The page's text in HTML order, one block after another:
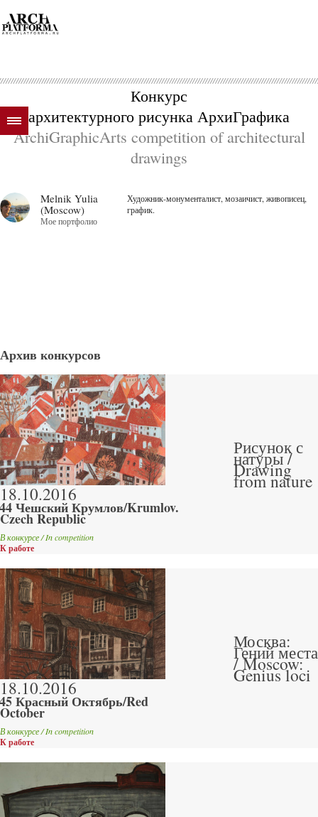
Конкурс
архитектурного рисунка АрхиГрафика
ArchiGraphicArts competition of architectural
drawings
Melnik Yulia
(Moscow)
Мое портфолио
Художник-монументалист, мозаичист, живописец,
график.
Архив конкурсов
18.10.2016
Чешский Крумлов/Krumlov.
Czech Republic
В конкурсе / In competition
К работе
Рисунок с
натуры /
Drawing
from nature
18.10.2016
Красный Октябрь/Red
October
В конкурсе / In competition
К работе
Москва:
Гений места
/ Moscow:
Genius loci